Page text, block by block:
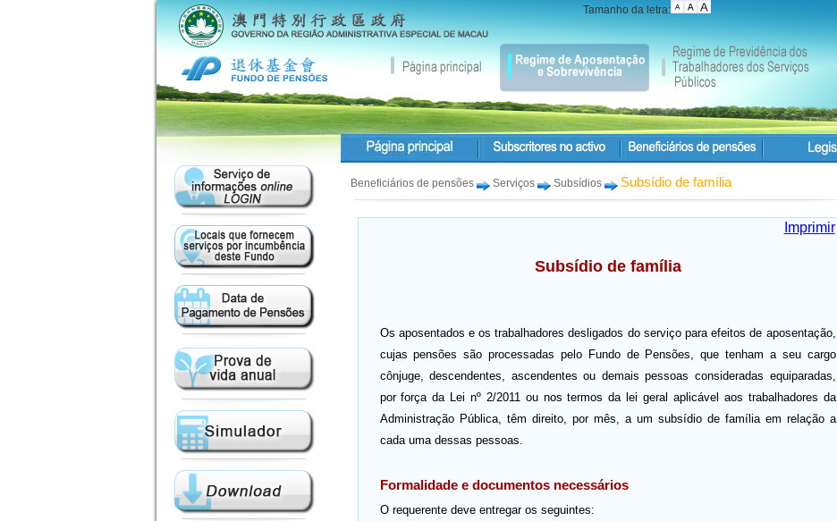
Tamanho da letra:
Beneficiários de pensões Serviços Subsídios Subsídio de família
Imprimir
Subsídio de família
Os aposentados e os trabalhadores desligados do serviço para efeitos de aposentação,
cujas pensões são processadas pelo Fundo de Pensões, que tenham a seu cargo
cônjuge, descendentes, ascendentes ou demais pessoas consideradas equiparadas,
por força da Lei nº 2/2011 ou nos termos da lei geral aplicável aos trabalhadores da
Administração Pública, têm direito, por mês, a um subsídio de família em relação a
cada uma dessas pessoas.
Formalidade e documentos necessários
O requerente deve entregar os seguintes: